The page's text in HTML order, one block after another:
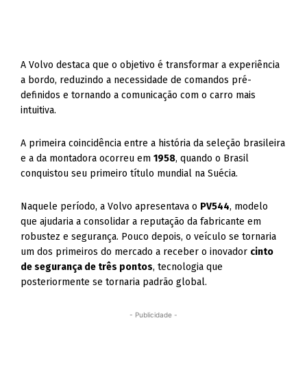
A Volvo destaca que o objetivo é transformar a experiência
a bordo, reduzindo a necessidade de comandos pré-
definidos e tornando a comunicação com o carro mais
intuitiva.
A primeira coincidência entre a história da seleção brasileira
e a da montadora ocorreu em1958, quando o Brasil
conquistou seu primeiro título mundial na Suécia.
Naquele período, a Volvo apresentava o PV544, modelo
que ajudaria a consolidar a reputação da fabricante em
robustez e segurança. Pouco depois, o veículo se tornaria
um dos primeiros do mercado a receber o inovador cinto
de segurança de três pontos, tecnologia que
posteriormente se tornaria padrão global.
- Publicidade -